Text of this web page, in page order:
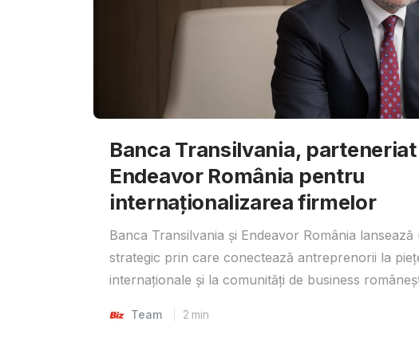
Banca Transilvania,
Endeavor România pentru
internaționalizarea firmelor
Banca Transilvania și Endeavor România
strategic prin care conectează antreprenorii la
internaționale și la comunități de business
Team 2 min